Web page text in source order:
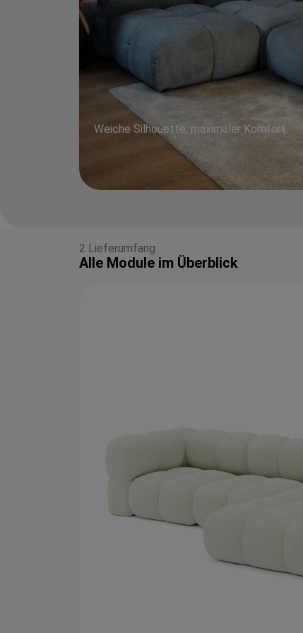
Weiche Silhouette, maximaler Komfort.
2 Lieferumfang
Alle Module im Überblick